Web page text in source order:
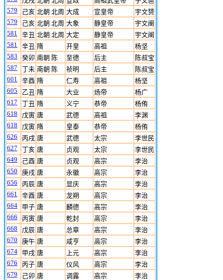
579
己亥 北朝 北周 大成 宣皇帝
宇文赟
579
己亥 北朝 北周 大象 静皇帝
宇文阐
581
辛丑 北朝 北周 大定 静皇帝
宇文阐
581
辛丑 隋 开皇 高祖
杨坚
583
癸卯 南朝 陈 至德 后主
陈叔宝
587
丁未 南朝 陈 祯明 后主
陈叔宝
601
辛酉 隋 仁寿 高祖
杨坚
605
乙丑 隋 大业 炀帝
杨广
617
丁丑 隋 义宁 恭帝
杨侑
618
戊寅 唐 武德 高祖
李渊
618
戊寅 隋 皇泰 恭帝
杨侑
626
丙戌 唐 武德 太宗
李世民
627
丁亥 唐 贞观 太宗
李世民
649
己酉 唐 贞观 高宗
李治
650
庚戌 唐 永徽 高宗
李治
656
丙辰 唐 显庆 高宗
李治
661
辛酉 唐 龙朔 高宗
李治
664
甲子 唐 麟德 高宗
李治
666
丙寅 唐 乾封 高宗
李治
668
戊辰 唐 总章 高宗
李治
670
庚午 唐 咸亨 高宗
李治
674
甲戌 唐 上元 高宗
李治
676
丙子 唐 仪风 高宗
李治
679
己卯 唐 调露 高宗
李治